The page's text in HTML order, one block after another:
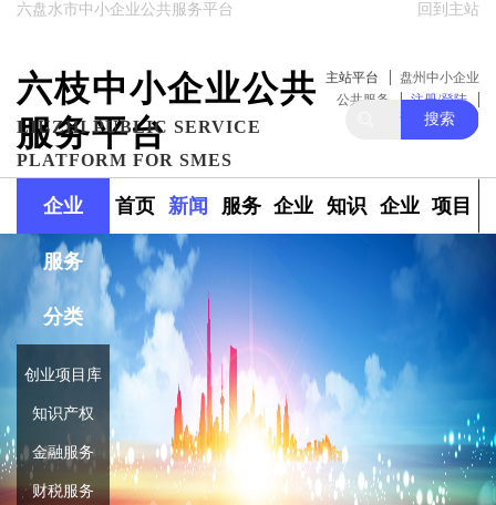
回到主站
六盘水市中小企业公共服务平台
六枝中小企业公共
服务平台
LIUZHI PUBLIC SERVICE
PLATFORM FOR SMES
主站平台
盘州中小企业
公共服务
注册/登陆
关注我们
搜索
企业
服务
分类
创业项目库
知识产权
金融服务
财税服务
首页 新闻
政策
服务 企业 知识 企业
库
项目